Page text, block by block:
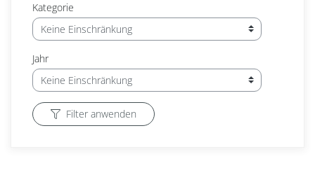
Kategorie
Jahr
Filter anwenden